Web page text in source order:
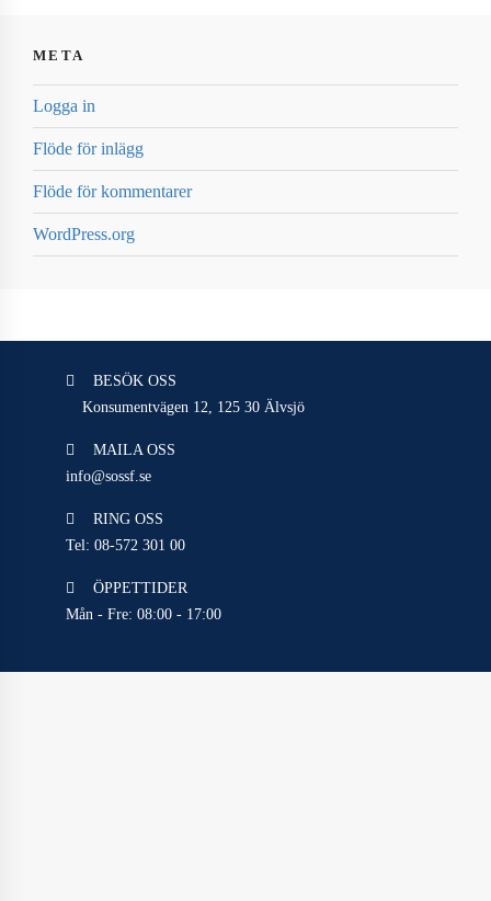
META
Logga in
Flöde för inlägg
Flöde för kommentarer
WordPress.org
BESÖK OSS
Konsumentvägen 12, 125 30 Älvsjö
MAILA OSS
info@sossf.se
RING OSS
Tel: 08-572 301 00
ÖPPETTIDER
Mån - Fre: 08:00 - 17:00